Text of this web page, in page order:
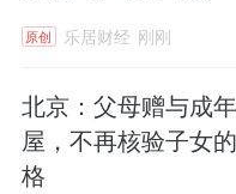
当。
拥抱“未来产业”
医疗国产替代
原创 乐居财经 刚刚
北京：父母赠与成
屋，不再核验子女
格